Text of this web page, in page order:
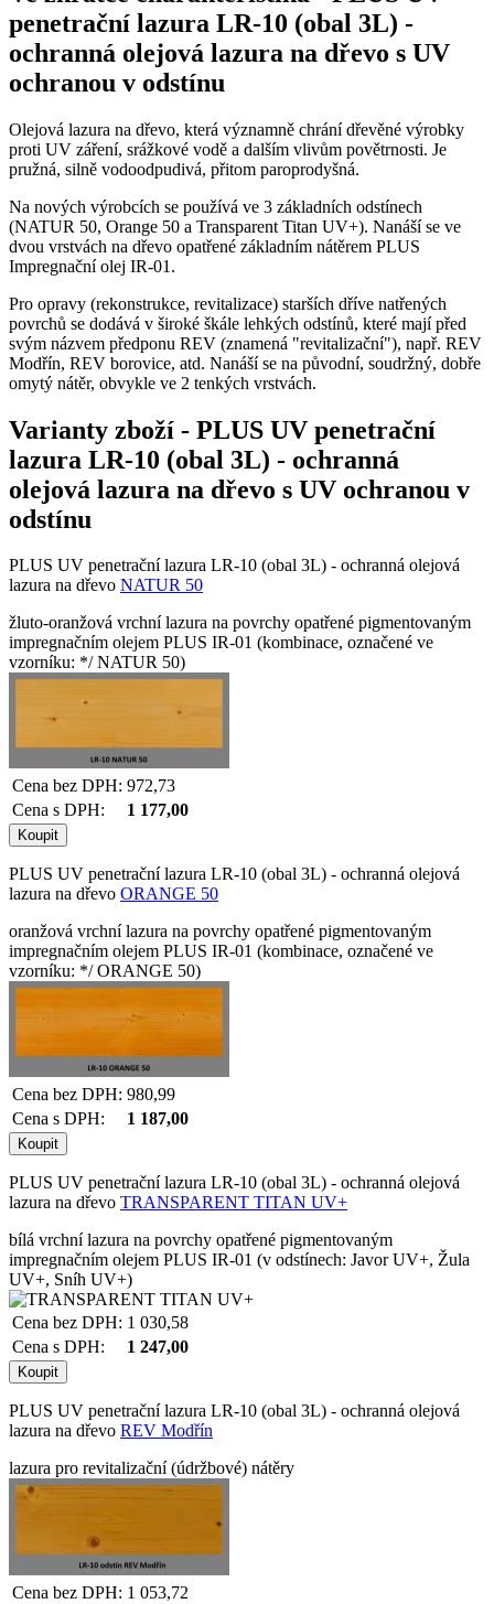
penetrační lazura LR-10 (obal 3L) -
ochranná olejová lazura na dřevo s UV
ochranou v odstínu
Olejová lazura na dřevo, která významně chrání dřevěné výrobky
proti UV záření, srážkové vodě a dalším vlivům povětrnosti. Je
pružná, silně vodoodpudivá, přitom paroprodyšná.
Na nových výrobcích se používá ve 3 základních odstínech
(NATUR 50, Orange 50 a Transparent Titan UV+). Nanáší se ve
dvou vrstvách na dřevo opatřené základním nátěrem PLUS
Impregnační olej IR-01.
Pro opravy (rekonstrukce, revitalizace) starších dříve natřených
povrchů se dodává v široké škále lehkých odstínů, které mají před
svým názvem předponu REV (znamená "revitalizační"), např. REV
Modřín, REV borovice, atd. Nanáší se na původní, soudržný, dobře
omytý nátěr, obvykle ve 2 tenkých vrstvách.
Varianty zboží - PLUS UV penetrační
lazura LR-10 (obal 3L) - ochranná
olejová lazura na dřevo s UV ochranou v
odstínu
PLUS UV penetrační lazura LR-10 (obal 3L) - ochranná olejová
lazura na dřevo NATUR 50
žluto-oranžová vrchní lazura na povrchy opatřené pigmentovaným
impregnačním olejem PLUS IR-01 (kombinace, označené ve
vzorníku: */ NATUR 50)
Cena bez DPH: 972,73
Cena s DPH:
1 177,00
PLUS UV penetrační lazura LR-10 (obal 3L) - ochranná olejová
lazura na dřevo ORANGE 50
oranžová vrchní lazura na povrchy opatřené pigmentovaným
impregnačním olejem PLUS IR-01 (kombinace, označené ve
vzorníku: */ ORANGE 50)
Cena bez DPH: 980,99
Cena s DPH:
1 187,00
PLUS UV penetrační lazura LR-10 (obal 3L) - ochranná olejová
lazura na dřevo TRANSPARENT TITAN UV+
bílá vrchní lazura na povrchy opatřené pigmentovaným
impregnačním olejem PLUS IR-01 (v odstínech: Javor UV+, Žula
UV+, Sníh UV+)
Cena bez DPH: 1 030,58
Cena s DPH:
1 247,00
PLUS UV penetrační lazura LR-10 (obal 3L) - ochranná olejová
lazura na dřevo REV Modřín
lazura pro revitalizační (údržbové) nátěry
Cena bez DPH: 1 053,72